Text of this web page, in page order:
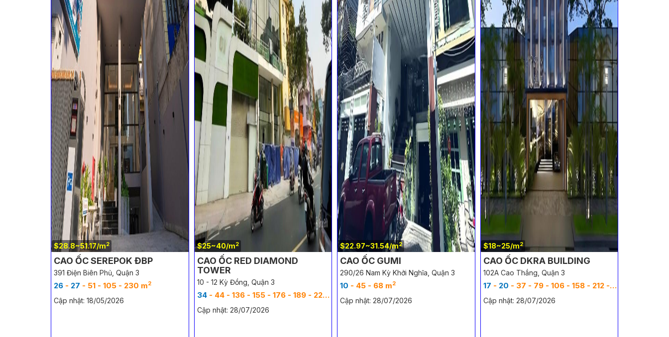
$28.8~51.17/m2
CAO ỐC SEREPOK ĐBP
391 Điện Biên Phủ, Quận 3
26 - 27 - 51 - 105 - 230 m2
Cập nhật: 18/05/2026
$25~40/m2
CAO ỐC RED DIAMOND
TOWER
10 - 12 Kỳ Đồng, Quận 3
34- 44 - 136 - 155 - 176 - 189 - 221 m
Cập nhật: 28/07/2026
$22.97~31.54/m2
CAO ỐC GUMI
290/26 Nam Kỳ Khởi Nghĩa, Quận 3
10 - 45 - 68 m2
Cập nhật: 28/07/2026
$18~25/m2
CAO ỐC DKRA BUILDING
102A Cao Thắng, Quận 3
17 - 20 - 37 - 79 - 106 - 158 - 212 - 318 - 424 m
Cập nhật: 28/07/2026